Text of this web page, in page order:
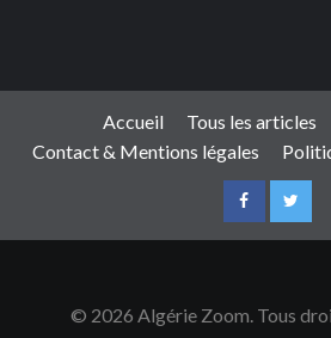
Accueil Tous les articles
Contact & Mentions légales
© 2026 Algérie Zoom. Tous